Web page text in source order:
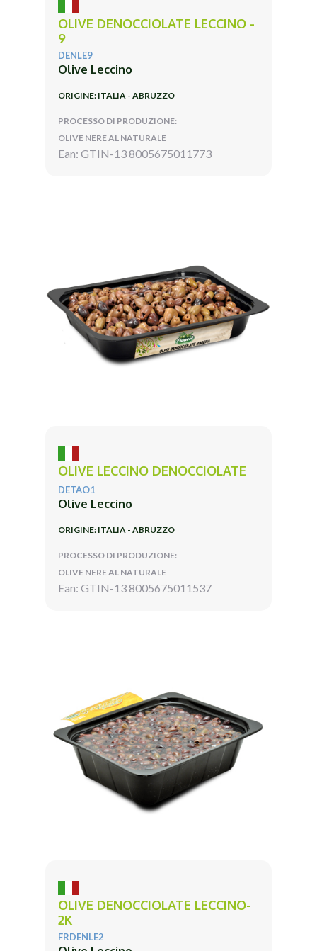
OLIVE DENOCCIOLATE LECCINO -
9
DENLE9
Olive Leccino
ORIGINE: ITALIA - ABRUZZO
PROCESSO DI PRODUZIONE:
OLIVE NERE AL NATURALE
Ean: GTIN-13 8005675011773
OLIVE LECCINO DENOCCIOLATE
DETAO1
Olive Leccino
ORIGINE: ITALIA - ABRUZZO
PROCESSO DI PRODUZIONE:
OLIVE NERE AL NATURALE
Ean: GTIN-13 8005675011537
OLIVE DENOCCIOLATE LECCINO-
2K
FRDENLE2